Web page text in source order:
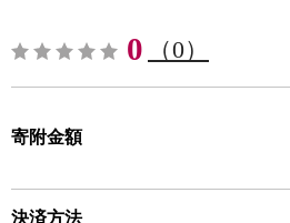
0 （0）
寄附金額
決済方法